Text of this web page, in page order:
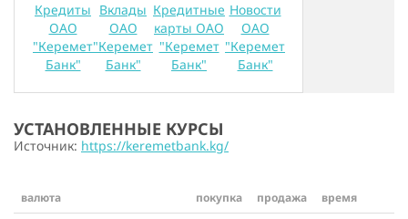
Кредиты
ОАО
"Керемет
Банк"
Вклады
ОАО
"Керемет
Банк"
Кредитные
карты ОАО
"Керемет
Банк"
Новости
ОАО
"Керемет
Банк"
УСТАНОВЛЕННЫЕ КУРСЫ
Источник: https://keremetbank.kg/
валюта покупка продажа время